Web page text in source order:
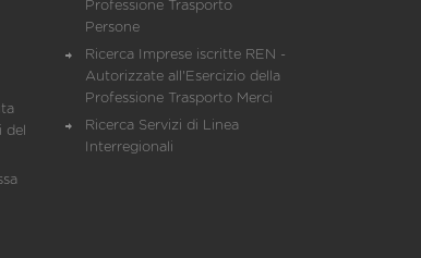
del
Professione Trasporto
Persone
Ricerca Imprese iscritte REN -
Autorizzate all'Esercizio della
Professione Trasporto Merci
Ricerca Servizi di Linea
Interregionali